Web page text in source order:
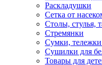
Раскладушки
Сетка от
Столы, стулья,
Стремянки
Сумки, тележки
Сушилки для
Товары для